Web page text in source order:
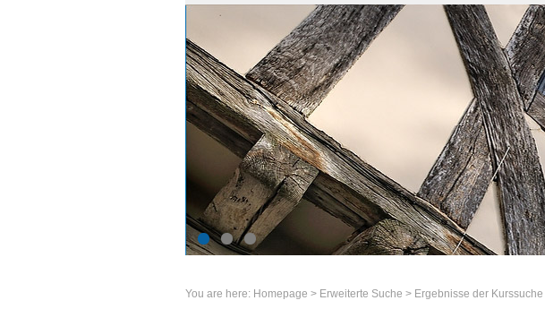
You are here: Homepage > Erweiterte Suche > Ergebnisse der Kurssuche